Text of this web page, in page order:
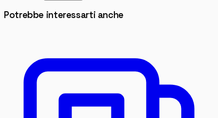
Potrebbe interessarti anche